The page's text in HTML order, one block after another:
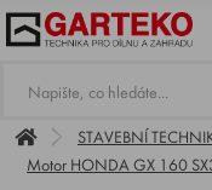
STAVEBNÍ
Motor HONDA GX 160